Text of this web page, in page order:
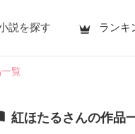
説を探す ランキ
覧
紅ほたるさんの作品